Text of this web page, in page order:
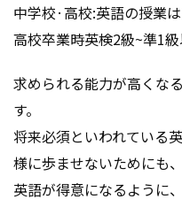
中学校·高校:英語の授業
高校卒業時英検2級~準1
求められる能力が高くな
す。
将来必須といわれている
様に歩ませないためにも
英語が得意になるように